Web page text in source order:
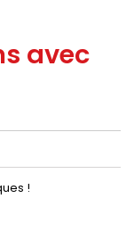
avec
!